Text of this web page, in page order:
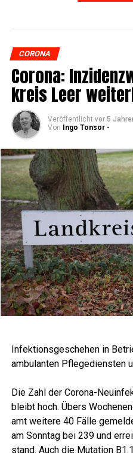
CORONA
Coro­na:
kreis Leer
Veröffentlicht vor 5
Von
Ingo Tonsor -
Infek­ti­ons­ge­sche­hen in
ambu­lan­ten Pfle­ge­diens­ten
Die Zahl der Coro­na-
bleibt hoch. Übers
amt wei­te­re 40 Fäl­le
am Sonn­tag bei 239 und
stand. Auch die Muta­ti­on